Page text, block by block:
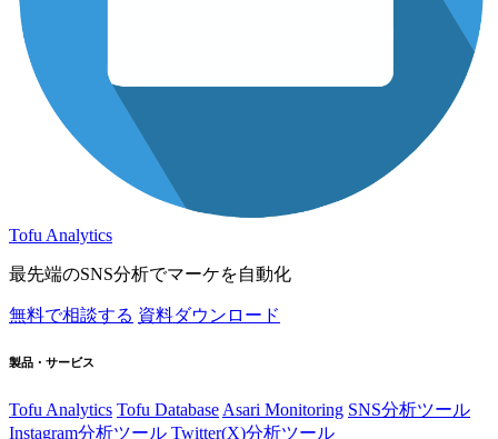
Tofu Analytics
最先端のSNS分析でマーケを自動化
無料で相談する 資料ダウンロード
製品・サービス
Tofu Analytics Tofu Database Asari Monitoring SNS分析ツール
Instagram分析ツール Twitter(X)分析ツール